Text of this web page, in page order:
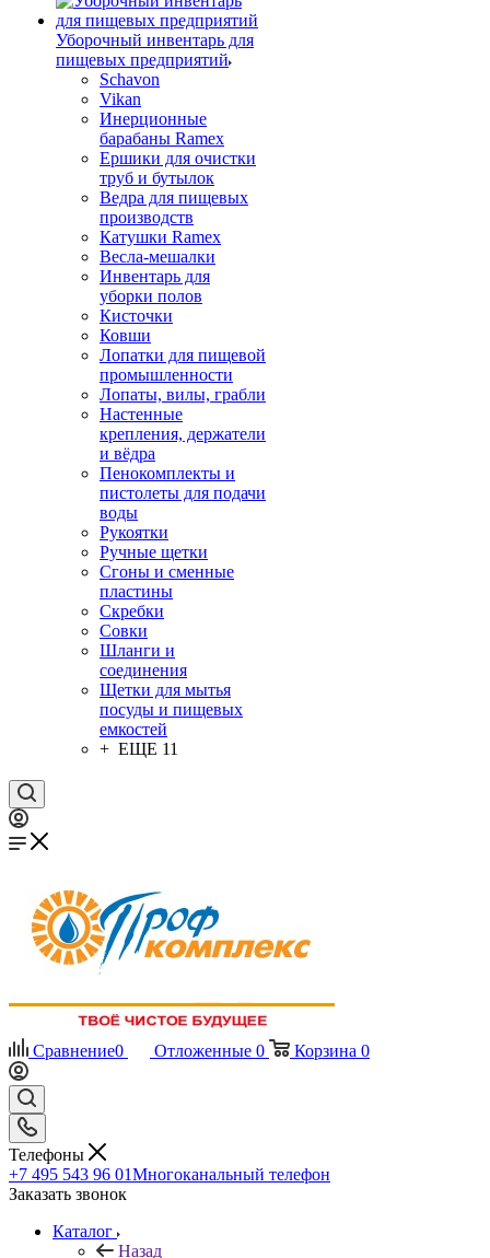
Уборочный инвентарь для
пищевых предприятий
Schavon
Vikan
Инерционные
барабаны Ramex
Ершики для очистки
труб и бутылок
Ведра для пищевых
производств
Катушки Ramex
Весла-мешалки
Инвентарь для
уборки полов
Кисточки
Ковши
Лопатки для пищевой
промышленности
Лопаты, вилы, грабли
Настенные
крепления, держатели
и вёдра
Пенокомплекты и
пистолеты для подачи
воды
Рукоятки
Ручные щетки
Сгоны и сменные
пластины
Скребки
Совки
Шланги и
соединения
Щетки для мытья
посуды и пищевых
емкостей
+ ЕЩЕ 11
Сравнение0 Отложенные 0 Корзина 0
Телефоны
+7 495 543 96 01Многоканальный телефон
Заказать звонок
Каталог
Назад